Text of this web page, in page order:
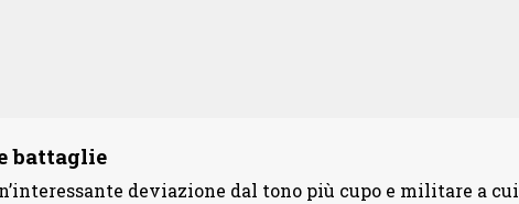
battaglie
deviazione dal tono più cupo e militare a cui